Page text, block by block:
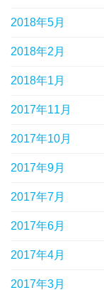
2018年5月
2018年2月
2018年1月
2017年11月
2017年10月
2017年9月
2017年7月
2017年6月
2017年4月
2017年3月